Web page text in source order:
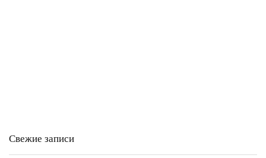
Свежие записи